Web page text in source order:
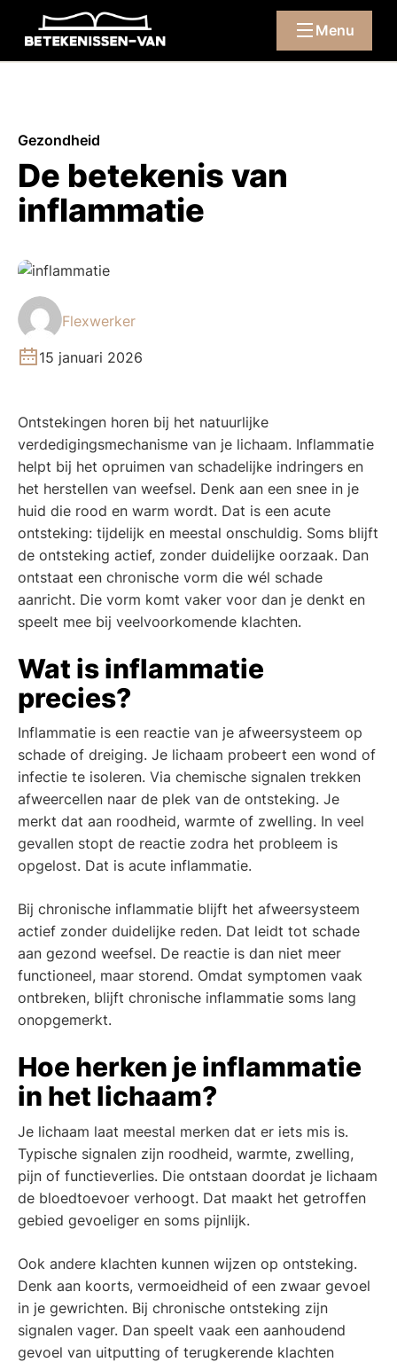
Menu
Gezondheid
De betekenis van
inflammatie
Flexwerker
15 januari 2026
Ontstekingen horen bij het natuurlijke
verdedigingsmechanisme van je lichaam. Inflammatie
helpt bij het opruimen van schadelijke indringers en
het herstellen van weefsel. Denk aan een snee in je
huid die rood en warm wordt. Dat is een acute
ontsteking: tijdelijk en meestal onschuldig. Soms blijft
de ontsteking actief, zonder duidelijke oorzaak. Dan
ontstaat een chronische vorm die wél schade
aanricht. Die vorm komt vaker voor dan je denkt en
speelt mee bij veelvoorkomende klachten.
Wat is inflammatie
precies?
Inflammatie is een reactie van je afweersysteem op
schade of dreiging. Je lichaam probeert een wond of
infectie te isoleren. Via chemische signalen trekken
afweercellen naar de plek van de ontsteking. Je
merkt dat aan roodheid, warmte of zwelling. In veel
gevallen stopt de reactie zodra het probleem is
opgelost. Dat is acute inflammatie.
Bij chronische inflammatie blijft het afweersysteem
actief zonder duidelijke reden. Dat leidt tot schade
aan gezond weefsel. De reactie is dan niet meer
functioneel, maar storend. Omdat symptomen vaak
ontbreken, blijft chronische inflammatie soms lang
onopgemerkt.
Hoe herken je inflammatie
in het lichaam?
Je lichaam laat meestal merken dat er iets mis is.
Typische signalen zijn roodheid, warmte, zwelling,
pijn of functieverlies. Die ontstaan doordat je lichaam
de bloedtoevoer verhoogt. Dat maakt het getroffen
gebied gevoeliger en soms pijnlijk.
Ook andere klachten kunnen wijzen op ontsteking.
Denk aan koorts, vermoeidheid of een zwaar gevoel
in je gewrichten. Bij chronische ontsteking zijn
signalen vager. Dan speelt vaak een aanhoudend
gevoel van uitputting of terugkerende klachten